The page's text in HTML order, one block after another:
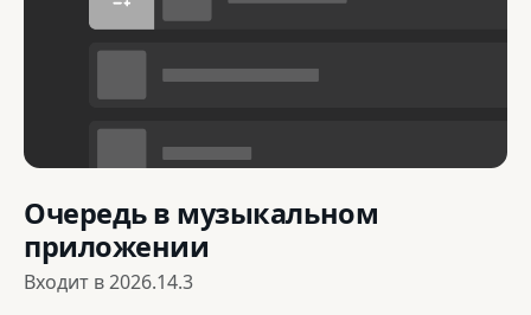
Очередь в музыкальном
приложении
Входит в2026.14.3